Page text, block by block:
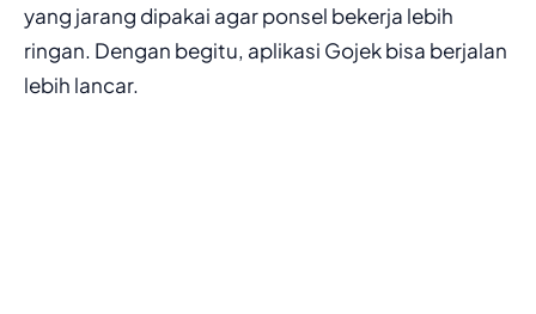
yang jarang dipakai agar ponsel bekerja lebih
ringan. Dengan begitu, aplikasi Gojek bisa berjalan
lebih lancar.